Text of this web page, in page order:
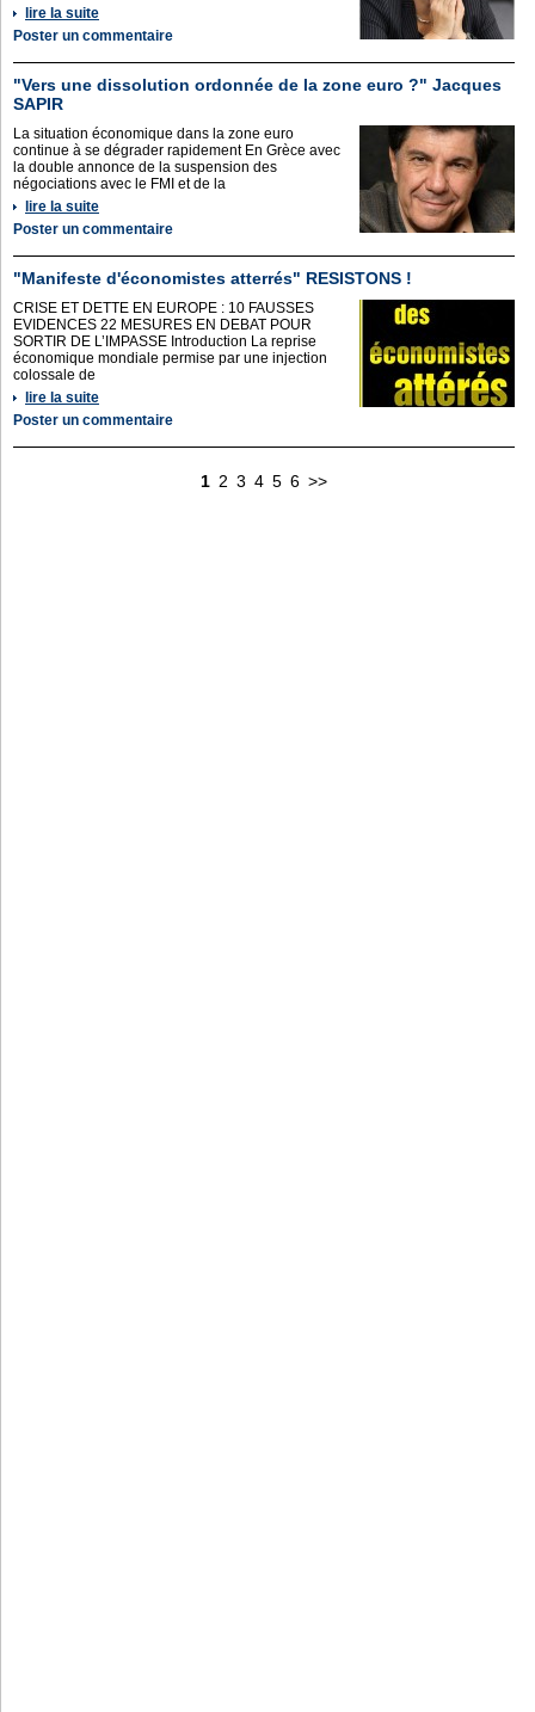
lire la suite
Poster un commentaire
"Vers une dissolution ordonnée de la zone euro ?" Jacques
SAPIR
La situation économique dans la zone euro
continue à se dégrader rapidement En Grèce avec
la double annonce de la suspension des
négociations avec le FMI et de la
lire la suite
Poster un commentaire
"Manifeste d'économistes atterrés" RESISTONS !
CRISE ET DETTE EN EUROPE : 10 FAUSSES
EVIDENCES 22 MESURES EN DEBAT POUR
SORTIR DE L’IMPASSE Introduction La reprise
économique mondiale permise par une injection
colossale de
lire la suite
Poster un commentaire
1 2 3 4 5 6 >>